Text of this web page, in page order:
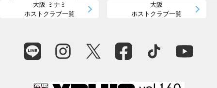
大阪 ミナミ
ホストクラブ一覧
大阪
ホストクラブ一覧